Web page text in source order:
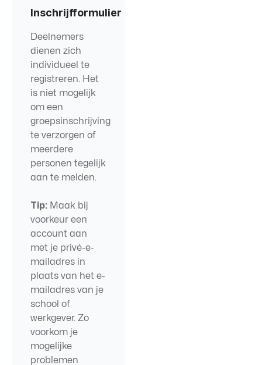
Inschrijfformulier
Deelnemers
dienen zich
individueel te
registreren. Het
is niet mogelijk
om een
groepsinschrijving
te verzorgen of
meerdere
personen tegelijk
aan te melden.
Tip: Maak bij
voorkeur een
account aan
met je privé-e-
mailadres in
plaats van het e-
mailadres van je
school of
werkgever. Zo
voorkom je
mogelijke
problemen